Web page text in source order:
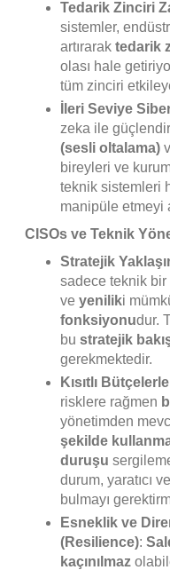
Tedarik Zinciri
sistemler,
artırarak tedarik
olası hale
tüm zinciri
İleri Seviye
zeka ile
(sesli oltalama)
bireyleri ve
teknik sistemleri
manipüle etmeyi
CISOs ve Teknik
Stratejik
sadece teknik bir
ve yeniliki
fonksiyonudur.
bu stratejik
gerekmektedir.
Kısıtlı
risklere rağmen
yönetimden
şekilde
duruşu
durum, yaratıcı
bulmayı
Esneklik ve
(Resilience):
kaçınılmaz